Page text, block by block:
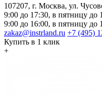
107207, г. Москва, ул.
9:00 до 17:30, в пятницу до
9:00 до 16:00, в пятницу до
zakaz@instrland.ru +7 (495)
Купить в 1 клик
+